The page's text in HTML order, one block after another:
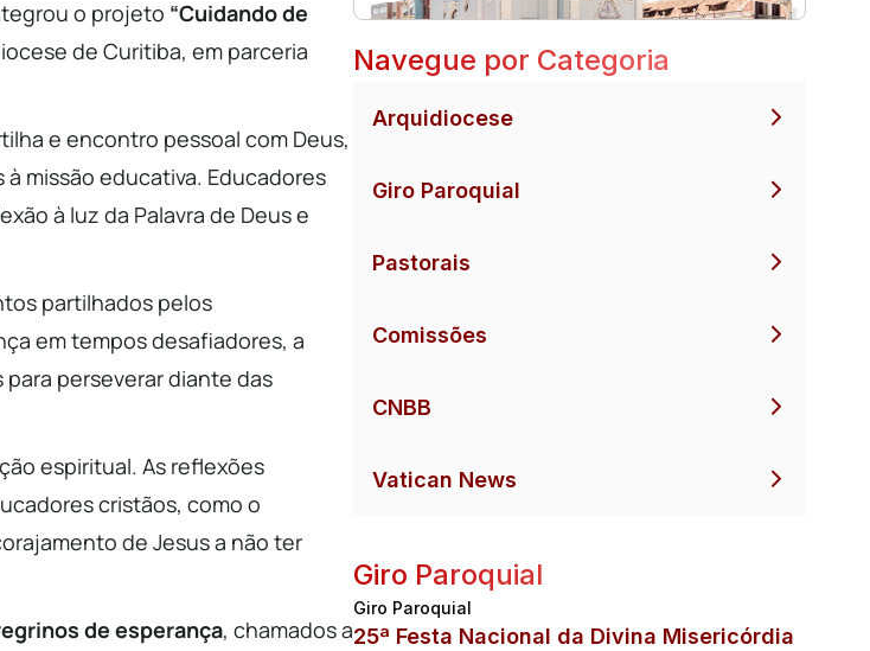
o projeto “Cuidando de
de Curitiba, em parceria
e encontro pessoal com Deus,
missão educativa. Educadores
à luz da Palavra de Deus e
partilhados pelos
em tempos desafiadores, a
perseverar diante das
espiritual. As reflexões
cristãos, como o
de Jesus a não ter
de esperança, chamados a
Navegue por Categoria
Arquidiocese
Giro Paroquial
Pastorais
Comissões
CNBB
Vatican News
Giro Paroquial
Giro Paroquial
25ª Festa Nacional da Divina Misericórdia